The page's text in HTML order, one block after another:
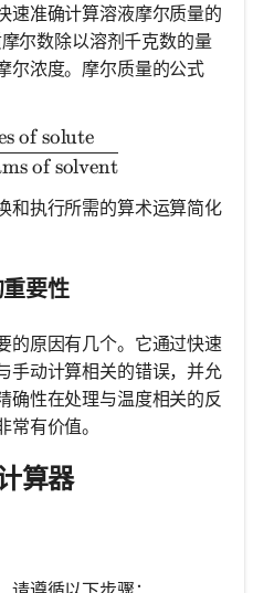
速准确计算溶液摩尔质量的
尔数除以溶剂千克数的量
尔浓度。摩尔质量的公式
m = \frac{\text{moles of
of solvent
of solute
和执行所需的算术运算简化
要性
的原因有几个。它通过快速
手动计算相关的错误，并允
确性在处理与温度相关的反
有价值。
算器